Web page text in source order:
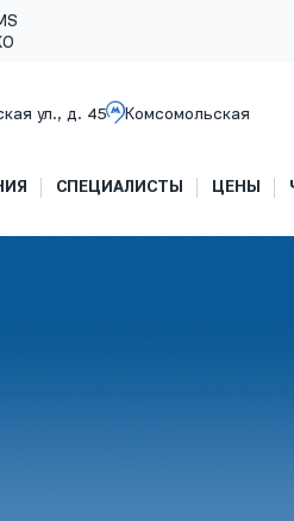
ул., д. 45 Комсомольская
СПЕЦИАЛИСТЫ ЦЕНЫ